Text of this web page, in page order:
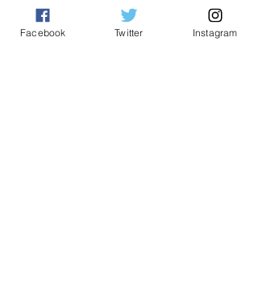
Rakyat pada Khamis lepas.
Facebook Twitter Instagram